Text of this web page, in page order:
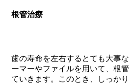
根管治療
歯の寿命を左右するとても大事
ーマーやファイルを用いて、根
ていきます。このとき、しっか